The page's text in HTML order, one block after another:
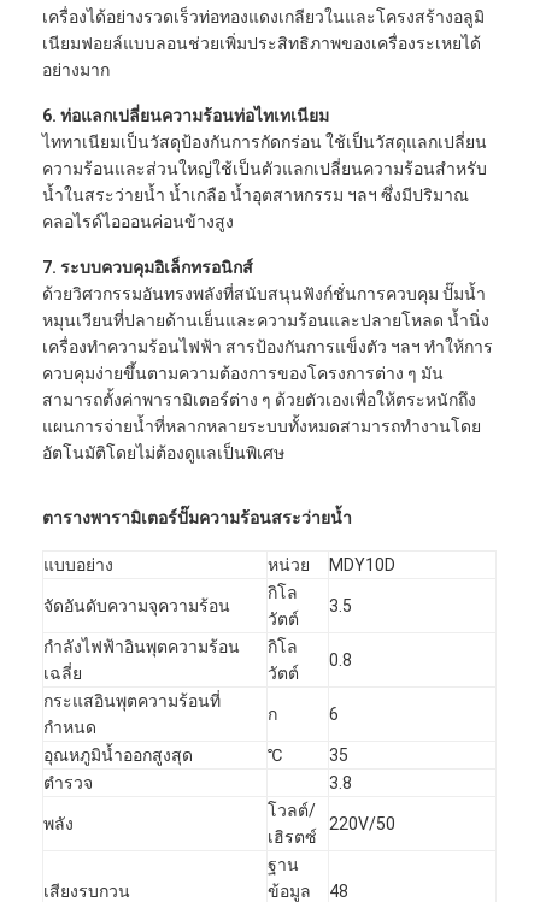
ปั๊มสารละลายแนวนอน
ปั๊มสารละลายแนวตั้ง
ปั๊มน้ำหอยโข่ง
ปั๊มสารละลายสำหรับงานหนัก
ปั๊มความร้อนจากแหล่งน้ำ
ปั๊มความร้อนไฮโดรนิก
ปั๊มความร้อนสระว่ายน้ำ
ปั๊มความร้อนอุณหภูมิสูง
ปั๊มหอยโข่งแนวนอน
อะไหล่ปั๊มสารละลาย
เครื่องได้อย่างรวดเร็วท่อทองแดงเกลียวในและโครงสร้างอลูมิ
เนียมฟอยล์แบบลอนช่วยเพิ่มประสิทธิภาพของเครื่องระเหยได้
อย่างมาก
6. ท่อแลกเปลี่ยนความร้อนท่อไทเทเนียม
ไททาเนียมเป็นวัสดุป้องกันการกัดกร่อน ใช้เป็นวัสดุแลกเปลี่ยน
ความร้อนและส่วนใหญ่ใช้เป็นตัวแลกเปลี่ยนความร้อนสำหรับ
น้ำในสระว่ายน้ำ น้ำเกลือ น้ำอุตสาหกรรม ฯลฯ ซึ่งมีปริมาณ
คลอไรด์ไอออนค่อนข้างสูง
7. ระบบควบคุมอิเล็กทรอนิกส์
ด้วยวิศวกรรมอันทรงพลังที่สนับสนุนฟังก์ชั่นการควบคุม ปั๊มน้ำ
หมุนเวียนที่ปลายด้านเย็นและความร้อนและปลายโหลด น้ำนิ่ง
เครื่องทำความร้อนไฟฟ้า สารป้องกันการแข็งตัว ฯลฯ ทำให้การ
ควบคุมง่ายขึ้นตามความต้องการของโครงการต่าง ๆ มัน
สามารถตั้งค่าพารามิเตอร์ต่าง ๆ ด้วยตัวเองเพื่อให้ตระหนักถึง
แผนการจ่ายน้ำที่หลากหลายระบบทั้งหมดสามารถทำงานโดย
อัตโนมัติโดยไม่ต้องดูแลเป็นพิเศษ
ตารางพารามิเตอร์ปั๊มความร้อนสระว่ายน้ำ
แบบอย่าง หน่วย MDY10D
จัดอันดับความจุความร้อน
กิโล
วัตต์
3.5
กำลังไฟฟ้าอินพุตความร้อน
เฉลี่ย
กิโล
วัตต์
0.8
กระแสอินพุตความร้อนที่
กำหนด
ก 6
อุณหภูมิน้ำออกสูงสุด ℃
35
ตำรวจ
3.8
พลัง
โวลต์/
เฮิรตซ์
220V/50
เสียงรบกวน
ฐาน
ข้อมูล
48